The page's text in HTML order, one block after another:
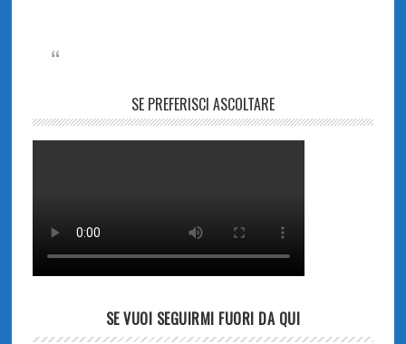
SE PREFERISCI ASCOLTARE
SE VUOI SEGUIRMI FUORI DA QUI